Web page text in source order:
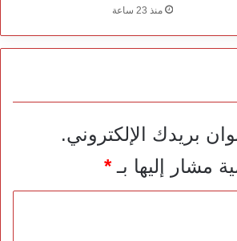
منذ 23 ساعة
بريدك الإلكتروني.
مشار إليها بـ*